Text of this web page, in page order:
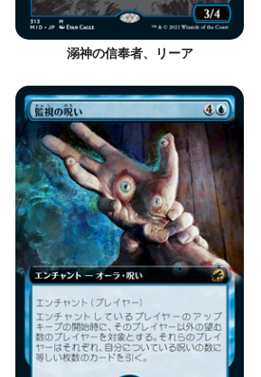
溺神の信奉者、リーア